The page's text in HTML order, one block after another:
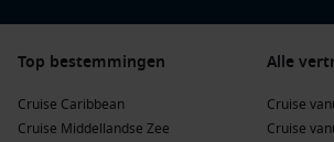
Top bestemmingen
Cruise Caribbean
Cruise Middellandse Zee
Alle
Cruise
Cruise